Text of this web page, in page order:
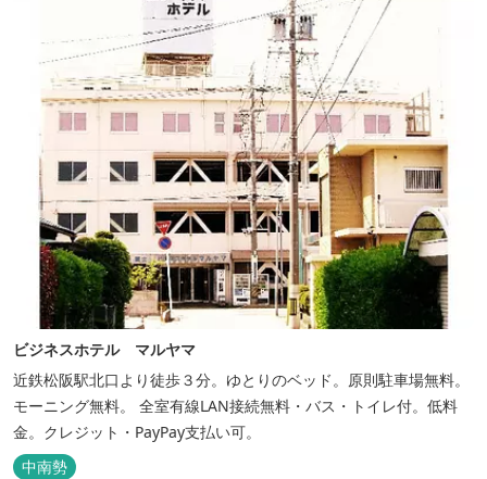
ビジネスホテル マルヤマ
近鉄松阪駅北口より徒歩３分。ゆとりのベッド。原則駐車場無料。
モーニング無料。 全室有線LAN接続無料・バス・トイレ付。低料
金。クレジット・PayPay支払い可。
中南勢